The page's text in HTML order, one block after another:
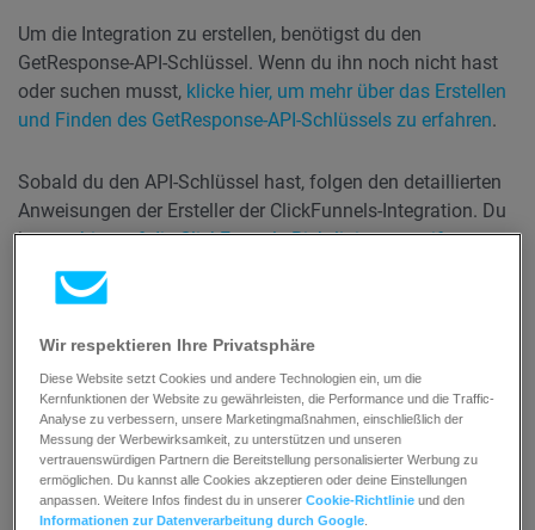
Um die Integration zu erstellen, benötigst du den
GetResponse-API-Schlüssel. Wenn du ihn noch nicht hast
oder suchen musst, klicke hier, um mehr über das Erstellen
und Finden des GetResponse-API-Schlüssels zu erfahren.
Sobald du den API-Schlüssel hast, folgen den detaillierten
Anweisungen der Ersteller der ClickFunnels-Integration. Du
kannsthier auf die ClickFunnels-Richtlinien zugreifen.
Kann ich GetResponse mit
ClickFunnels über Zapier integrieren?
Ja, es ist möglich, GetResponse mit ClickFunnels über
Zapier zu integrieren.Klicke hier, um mehr über unsere
Zapier-Integration zu erfahren.
Meine ClickFunnels-Integration
Wir respektieren Ihre Privatsphäre
Diese Website setzt Cookies und andere Technologien ein, um die
Kernfunktionen der Website zu gewährleisten, die Performance und die Traffic-
Analyse zu verbessern, unsere Marketingmaßnahmen, einschließlich der
Messung der Werbewirksamkeit, zu unterstützen und unseren
vertrauenswürdigen Partnern die Bereitstellung personalisierter Werbung zu
ermöglichen. Du kannst alle Cookies akzeptieren oder deine Einstellungen
anpassen. Weitere Infos findest du in unsererCookie-Richtlinie und den
Informationen zur Datenverarbeitung durch Google